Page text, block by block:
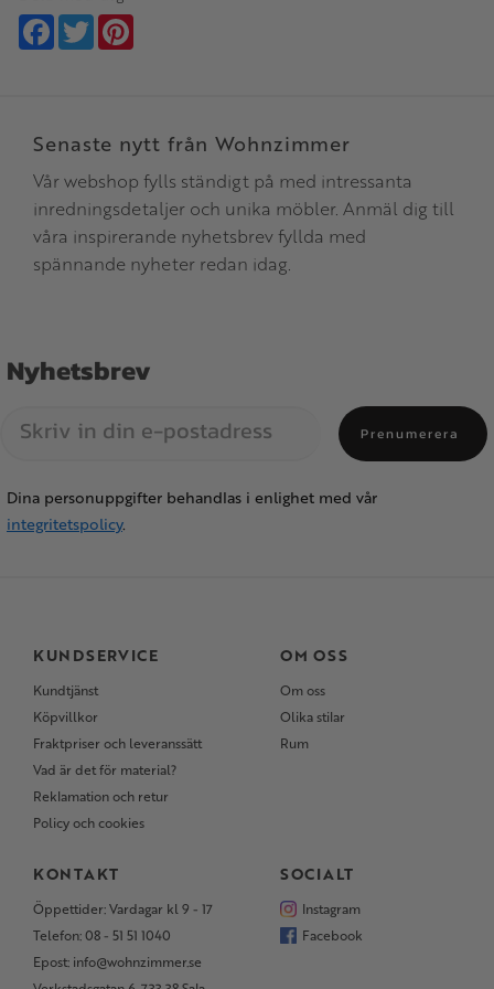
Facebook
Twitter
Senaste nytt från Wohnzimmer
Vår webshop fylls ständigt på med intressanta
inredningsdetaljer och unika möbler. Anmäl dig till
våra inspirerande nyhetsbrev fyllda med
spännande nyheter redan idag.
Nyhetsbrev
Prenumerera
Dina personuppgifter behandlas i enlighet med vår
integritetspolicy.
KUNDSERVICE
Kundtjänst
Köpvillkor
Fraktpriser och leveranssätt
Vad är det för material?
Reklamation och retur
Policy och cookies
OM OSS
Om oss
Olika stilar
Rum
KONTAKT
Öppettider: Vardagar kl 9 - 17
Telefon: 08 - 51 51 1040
Epost: info@wohnzimmer.se
SOCIALT
Instagram
Facebook